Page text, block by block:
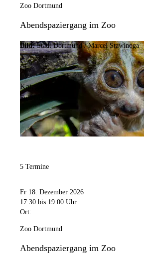
Zoo Dortmund
Abendspaziergang im Zoo
Bild:Stadt Dortmund / Marcel Stawinoga
Kategorie:
Führung
5 Termine
Fr 18. Dezember 2026
17:30 bis 19:00 Uhr
Ort:
Zoo Dortmund
Abendspaziergang im Zoo